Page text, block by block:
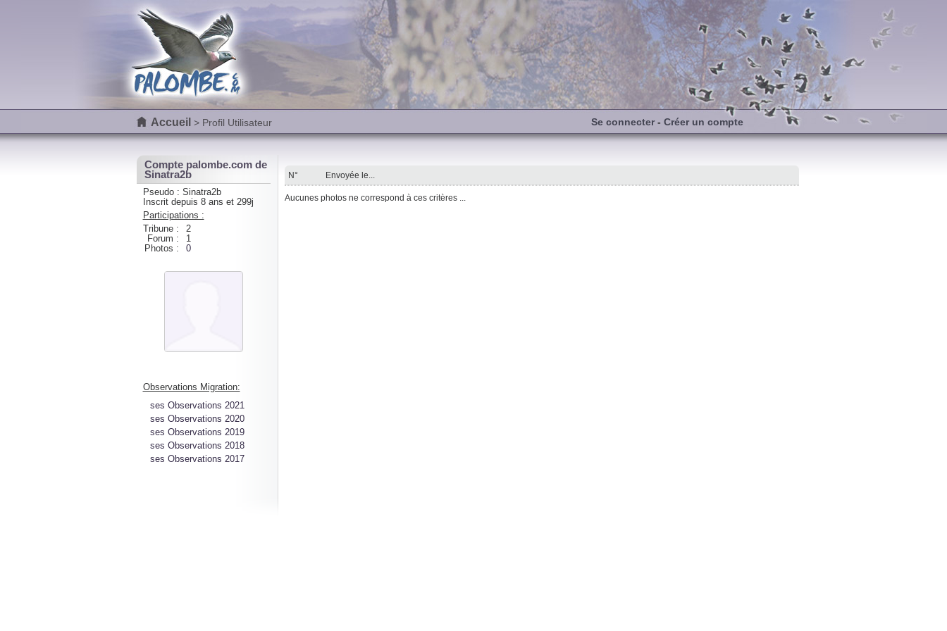
Accueil > Profil Utilisateur Se connecter- Créer un compte
Compte palombe.com de
Sinatra2b
Pseudo : Sinatra2b
Inscrit depuis 8 ans et 299j
Participations :
Tribune :
2
Forum :
1
Photos :
0
Observations Migration:
ses Observations 2021
ses Observations 2020
ses Observations 2019
ses Observations 2018
ses Observations 2017
N° Envoyée le...
Aucunes photos ne correspond à ces critères ...